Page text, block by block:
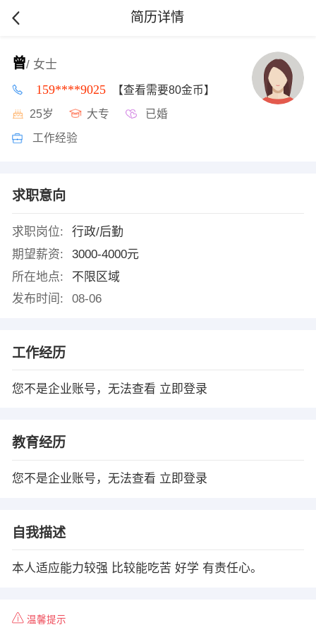
简历详情
曾/ 女士
159****9025 【查看需要80金币】
25岁 大专 已婚
工作经验
求职意向
求职岗位:
行政/后勤
期望薪资:
3000-4000元
所在地点:
不限区域
发布时间:
08-06
工作经历
您不是企业账号，无法查看 立即登录
教育经历
您不是企业账号，无法查看 立即登录
自我描述
本人适应能力较强 比较能吃苦 好学 有责任心。
温馨提示